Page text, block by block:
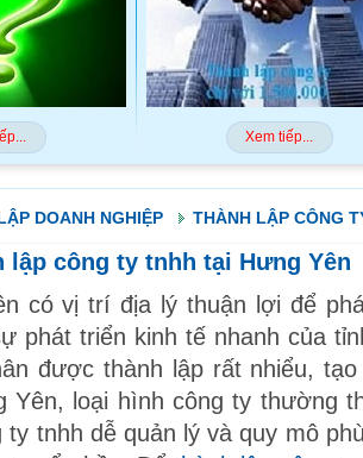
Xem tiếp...
DOANH NGHIỆP THÀNH LẬP CÔNG
lập công ty tnhh tại Hưng Yên
có vị trí địa lý thuận lợi để
phát triển kinh tế nhanh của
được thành lập rất nhiểu,
Yên, loại hình công ty thường
ty tnhh dễ quản lý và quy mô